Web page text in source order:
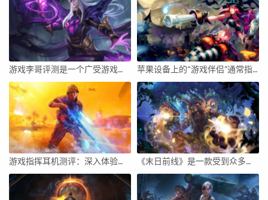
游戏李哥评测是一个广受游戏玩家欢迎的评测平台，本文将从评测内容的真实性、详细程度、娱乐性等方面展开，深入分析该平台的优势与特点，并对它的影响力和使用体验进行评价。 苹果设备上的“游戏伴侣”通常指的是一种辅助工具或应用，用于增强游戏体验、提供实时信息、社交互动等。要开启苹果设备上的游戏伴侣，你需要遵循一些步骤来确保你能够顺利地使用这个功能。下面将详细介绍如何开启苹果设备上的游戏伴侣。
游戏指挥耳机测评：深入体验与全面解析 《末日前线》是一款受到众多玩家关注的生存游戏。它以末世为背景，为玩家带来紧张刺激的生存体验。在游戏中，玩家需要不断探索、收集资源、与其他玩家合作或竞争，最终为了生存而努力。下面，我将从游戏玩法、游戏体验、社交互动、美术风格等方面对《末日前线》进行详细评价。